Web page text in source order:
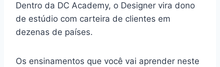
Dentro da DC Academy, o Designer vira dono
de estúdio com carteira de clientes em
dezenas de países.
Os ensinamentos que você vai aprender neste